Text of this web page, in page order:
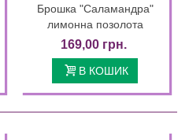
Брошка "Саламандра"
лимонна позолота
169,00 грн.
В КОШИК